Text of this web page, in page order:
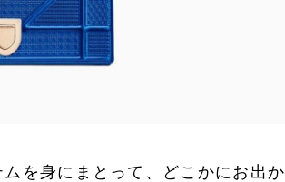
を身にまとって、どこかにお出か